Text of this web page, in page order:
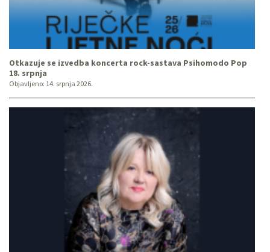
Otkazuje se izvedba koncerta rock-sastava Psihomodo Pop
18. srpnja
Objavljeno: 14. srpnja 2026.